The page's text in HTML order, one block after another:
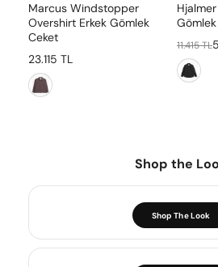
Marcus Windstopper
Overshirt Erkek Gömlek
Ceket
23.115 TL
11.415 TL
Shop the
Shop The Look